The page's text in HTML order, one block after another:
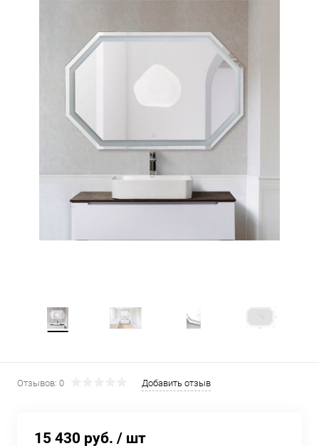
Отзывов: 0 Добавить отзыв
15 430 руб. / шт